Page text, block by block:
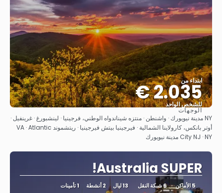
ابتداء من
2.035 €
للشخص الواحد
شاهد
الوجهات
NY مدينة نيويورك · واشنطن · منتزه شيناندواه الوطني، فرجينيا · لينشبورغ · غرينفيل ·
أوتر بانكس، كارولاينا الشمالية · فيرجينيا بيتش فيرجينيا · ريتشموند VA · Atlantic
City NJ · NY مدينة نيويورك
Australia SUPER!
5 الأماكن 6 شبكة النقل 13 ليال 2 أنشطة 1 تأمينات